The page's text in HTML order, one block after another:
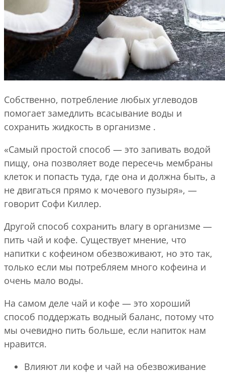
Собственно, потребление любых углеводов
помогает замедлить всасывание воды и
сохранить жидкость в организме .
«Самый простой способ — это запивать водой
пищу, она позволяет воде пересечь мембраны
клеток и попасть туда, где она и должна быть, а
не двигаться прямо к мочевого пузыря», —
говорит Софи Киллер.
Другой способ сохранить влагу в организме —
пить чай и кофе. Существует мнение, что
напитки с кофеином обезвоживают, но это так,
только если мы потребляем много кофеина и
очень мало воды.
На самом деле чай и кофе — это хороший
способ поддержать водный баланс, потому что
мы очевидно пить больше, если напиток нам
нравится.
Влияют ли кофе и чай на обезвоживание